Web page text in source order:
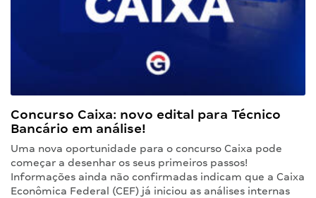
Concurso Caixa: novo edital para Técnico
Bancário em análise!
Uma nova oportunidade para o concurso Caixa pode
começar a desenhar os seus primeiros passos!
Informações ainda não confirmadas indicam que a Caixa
Econômica Federal (CEF) já iniciou as análises internas